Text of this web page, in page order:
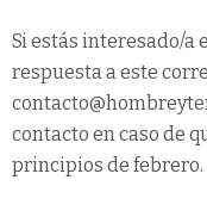
Si estás interesado/a
respuesta a este
contacto en caso de
principios de febrero.